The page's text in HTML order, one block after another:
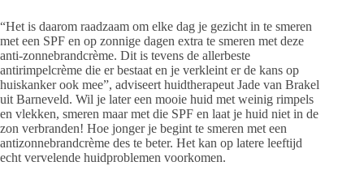
“Het is daarom raadzaam om elke dag je gezicht in te smeren
met een SPF en op zonnige dagen extra te smeren met deze
anti-zonnebrandcrème. Dit is tevens de allerbeste
antirimpelcrème die er bestaat en je verkleint er de kans op
huiskanker ook mee”, adviseert huidtherapeut Jade van Brakel
uit Barneveld. Wil je later een mooie huid met weinig rimpels
en vlekken, smeren maar met die SPF en laat je huid niet in de
zon verbranden! Hoe jonger je begint te smeren met een
antizonnebrandcrème des te beter. Het kan op latere leeftijd
echt vervelende huidproblemen voorkomen.